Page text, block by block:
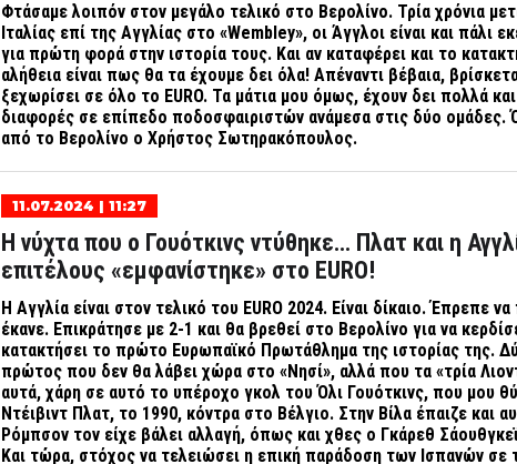
Φτάσαμε λοιπόν στον μεγάλο τελικό στο Βερολίνο. Τρία χρόνια
Ιταλίας επί της Αγγλίας στο «Wembley», οι Άγγλοι είναι και πάλι
για πρώτη φορά στην ιστορία τους. Και αν καταφέρει και το
αλήθεια είναι πως θα τα έχουμε δει όλα! Απέναντι βέβαια,
ξεχωρίσει σε όλο το EURO. Τα μάτια μου όμως, έχουν δει πολλά
διαφορές σε επίπεδο ποδοσφαιριστών ανάμεσα στις δύο ομάδες.
από το Βερολίνο ο Χρήστος Σωτηρακόπουλος.
11.07.2024 | 11:27
Η νύχτα που ο Γουότκινς ντύθηκε… Πλατ και η
επιτέλους «εμφανίστηκε» στο EURO!
Η Αγγλία είναι στον τελικό του EURO 2024. Είναι δίκαιο. Έπρεπε
έκανε. Επικράτησε με 2-1 και θα βρεθεί στο Βερολίνο για να
κατακτήσει το πρώτο Ευρωπαϊκό Πρωτάθλημα της ιστορίας της.
πρώτος που δεν θα λάβει χώρα στο «Νησί», αλλά που τα «τρία
αυτά, χάρη σε αυτό το υπέροχο γκολ του Όλι Γουότκινς, που μου
Ντέιβιντ Πλατ, το 1990, κόντρα στο Βέλγιο. Στην Βίλα έπαιζε και
Ρόμπσον τον είχε βάλει αλλαγή, όπως και χθες ο Γκάρεθ
Και τώρα, στόχος να τελειώσει η επική παράδοση των Ισπανών σε